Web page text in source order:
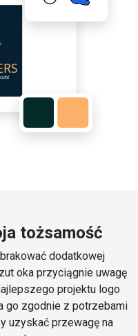
tożsamość
dodatkowej
oka przyciągnie uwagę
projektu logo
go zgodnie z potrzebami
uzyskać przewagę na